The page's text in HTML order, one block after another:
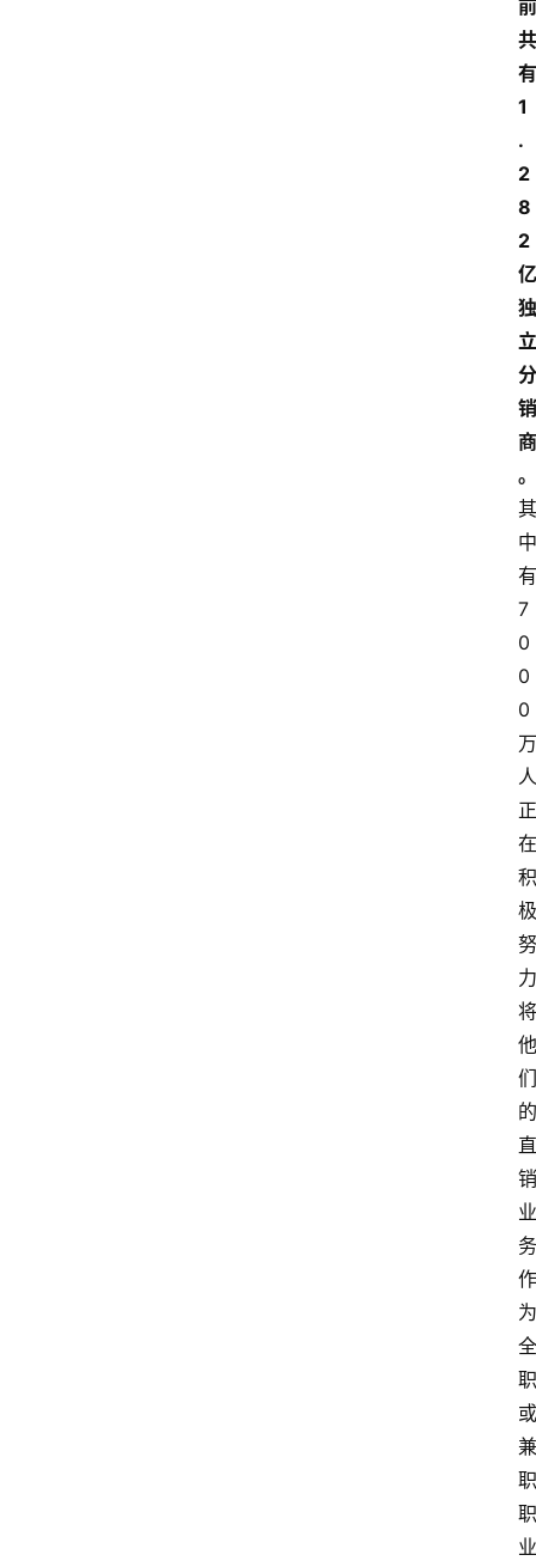
前
共
有
1
.
2
8
2
亿
独
立
分
销
商
。
其
中
有
7
0
0
0
万
人
正
在
积
极
努
力
将
他
们
的
直
销
业
务
作
为
全
职
或
兼
职
职
业